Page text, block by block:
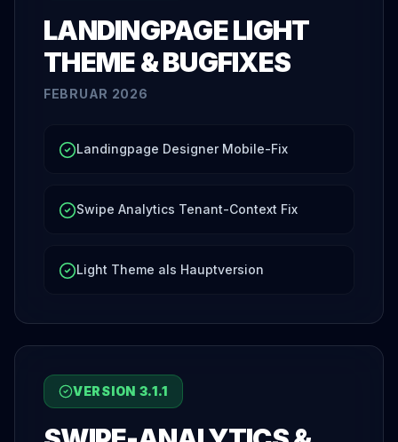
LANDINGPAGE LIGHT
THEME & BUGFIXES
FEBRUAR 2026
Landingpage Designer Mobile-Fix
Swipe Analytics Tenant-Context Fix
Light Theme als Hauptversion
VERSION 3.1.1